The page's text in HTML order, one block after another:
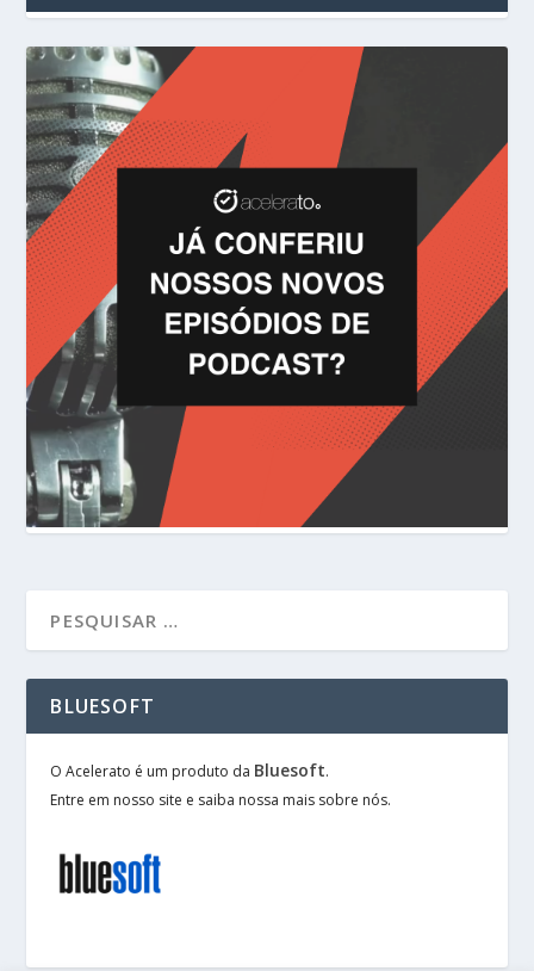
BLUESOFT
O Acelerato é um produto da Bluesoft.
Entre em nosso site e saiba nossa mais sobre nós.